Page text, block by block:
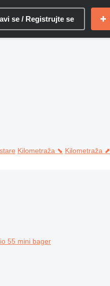
se / Registrujte se
Kilometraža ⬊ Kilometraža ⬈
55 mini bager